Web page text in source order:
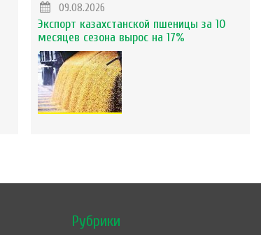
09.08.2026
Экспорт казахстанской пшеницы за 10
месяцев сезона вырос на 17%
Рубрики